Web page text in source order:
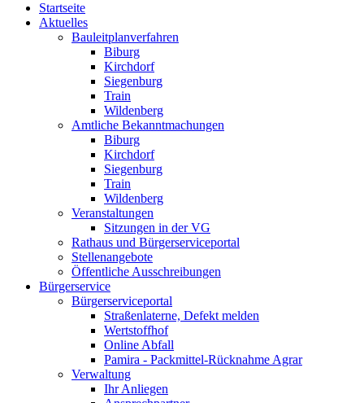
Startseite
Aktuelles
Bauleitplanverfahren
Biburg
Kirchdorf
Siegenburg
Train
Wildenberg
Amtliche Bekanntmachungen
Biburg
Kirchdorf
Siegenburg
Train
Wildenberg
Veranstaltungen
Sitzungen in der VG
Rathaus und Bürgerserviceportal
Stellenangebote
Öffentliche Ausschreibungen
Bürgerservice
Bürgerserviceportal
Straßenlaterne, Defekt melden
Wertstoffhof
Online Abfall
Pamira - Packmittel-Rücknahme Agrar
Verwaltung
Ihr Anliegen